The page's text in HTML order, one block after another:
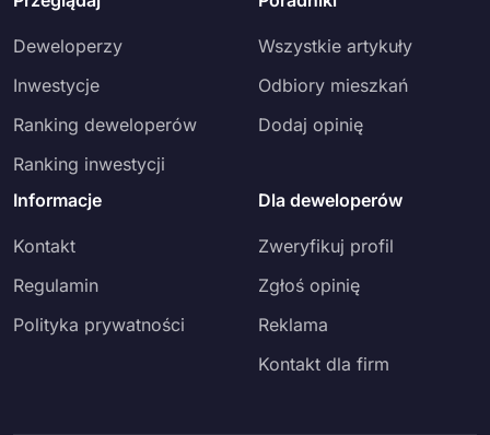
Deweloperzy
Inwestycje
Ranking deweloperów
Ranking inwestycji
Wszystkie artykuły
Odbiory mieszkań
Dodaj opinię
Informacje
Kontakt
Regulamin
Polityka prywatności
Dla deweloperów
Zweryfikuj profil
Zgłoś opinię
Reklama
Kontakt dla firm